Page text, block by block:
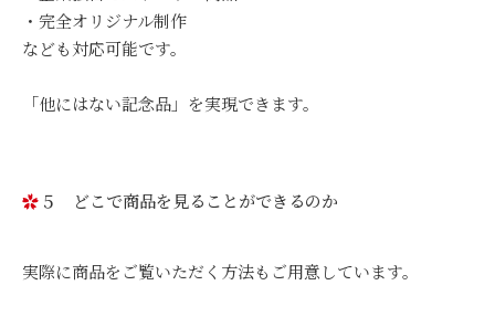
・完全オリジナル制作
なども対応可能です。
「他にはない記念品」を実現できます。
５ どこで商品を見ることができるのか
実際に商品をご覧いただく方法もご用意しています。